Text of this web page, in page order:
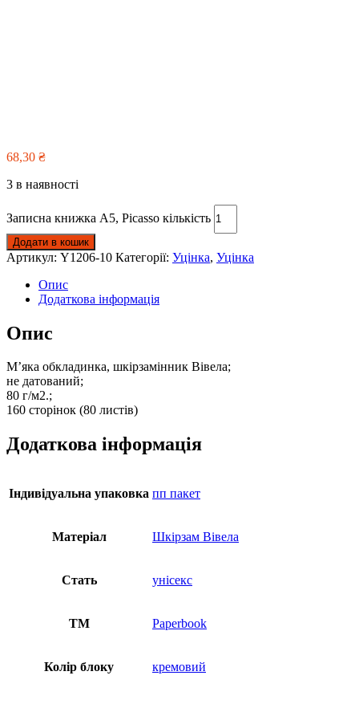
68,30 ₴
3 в наявності
Записна книжка А5, Picasso кількість
Додати в кошик
Артикул: Y1206-10 Категорії: Уцінка, Уцінка
Опис
Додаткова інформація
Опис
М’яка обкладинка, шкірзамінник Вівела;
не датований;
80 г/м2.;
160 сторінок (80 листів)
Додаткова інформація
Індивідуальна упаковка пп пакет
Матеріал Шкірзам Вівела
Стать унісекс
ТМ Paperbook
Колір блоку кремовий